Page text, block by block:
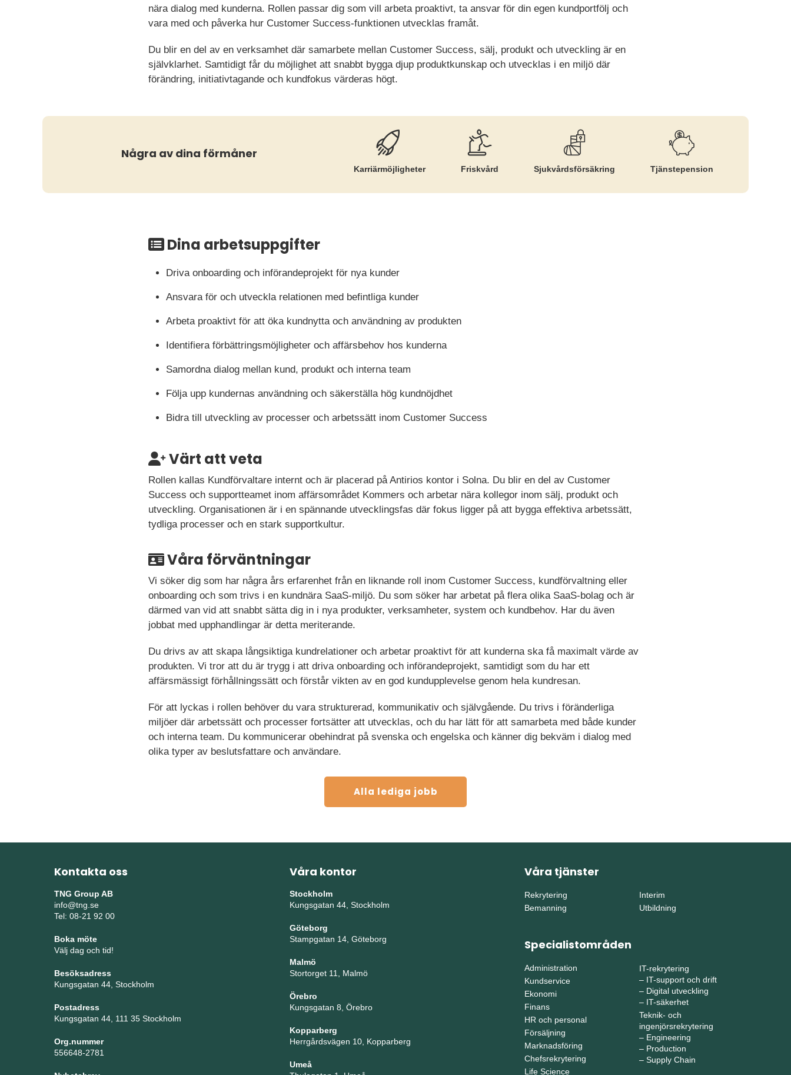
nära dialog med kunderna. Rollen passar dig som vill arbeta proaktivt, ta ansvar för din egen kundportfölj och
vara med och påverka hur Customer Success-funktionen utvecklas framåt.
Du blir en del av en verksamhet där samarbete mellan Customer Success, sälj, produkt och utveckling är en
självklarhet. Samtidigt får du möjlighet att snabbt bygga djup produktkunskap och utvecklas i en miljö där
förändring, initiativtagande och kundfokus värderas högt.
Några av dina förmåner
Karriär­möjligheter Friskvård Sjukvårds­försäkring Tjänste­pension
Dina arbetsuppgifter
Driva onboarding och införandeprojekt för nya kunder
Ansvara för och utveckla relationen med befintliga kunder
Arbeta proaktivt för att öka kundnytta och användning av produkten
Identifiera förbättringsmöjligheter och affärsbehov hos kunderna
Samordna dialog mellan kund, produkt och interna team
Följa upp kundernas användning och säkerställa hög kundnöjdhet
Bidra till utveckling av processer och arbetssätt inom Customer Success
Värt att veta
Rollen kallas Kundförvaltare internt och är placerad på Antirios kontor i Solna. Du blir en del av Customer
Success och supportteamet inom affärsområdet Kommers och arbetar nära kollegor inom sälj, produkt och
utveckling. Organisationen är i en spännande utvecklingsfas där fokus ligger på att bygga effektiva arbetssätt,
tydliga processer och en stark supportkultur.
Våra förväntningar
Vi söker dig som har några års erfarenhet från en liknande roll inom Customer Success, kundförvaltning eller
onboarding och som trivs i en kundnära SaaS-miljö. Du som söker har arbetat på flera olika SaaS-bolag och är
därmed van vid att snabbt sätta dig in i nya produkter, verksamheter, system och kundbehov. Har du även
jobbat med upphandlingar är detta meriterande.
Du drivs av att skapa långsiktiga kundrelationer och arbetar proaktivt för att kunderna ska få maximalt värde av
produkten. Vi tror att du är trygg i att driva onboarding och införandeprojekt, samtidigt som du har ett
affärsmässigt förhållningssätt och förstår vikten av en god kundupplevelse genom hela kundresan.
För att lyckas i rollen behöver du vara strukturerad, kommunikativ och självgående. Du trivs i föränderliga
miljöer där arbetssätt och processer fortsätter att utvecklas, och du har lätt för att samarbeta med både kunder
och interna team. Du kommunicerar obehindrat på svenska och engelska och känner dig bekväm i dialog med
olika typer av beslutsfattare och användare.
Alla lediga jobb
Kontakta oss
TNG Group AB
info@tng.se
Tel: 08-21 92 00
Boka möte
Välj dag och tid!
Besöksadress
Kungsgatan 44, Stockholm
Postadress
Kungsgatan 44, 111 35 Stockholm
Org.nummer
556648-2781
Våra kontor
Stockholm
Kungsgatan 44, Stockholm
Göteborg
Stampgatan 14, Göteborg
Malmö
Stortorget 11, Malmö
Örebro
Kungsgatan 8, Örebro
Kopparberg
Herrgårdsvägen 10, Kopparberg
Umeå
Våra tjänster
Rekrytering
Bemanning
Interim
Utbildning
Specialistområden
Administration
Kundservice
Ekonomi
Finans
HR och personal
Försäljning
Marknadsföring
Chefsrekrytering
Life Science
IT-rekrytering
– IT-support och drift
– Digital utveckling
– IT-säkerhet
Teknik- och
ingenjörsrekrytering
– Engineering
– Production
– Supply Chain